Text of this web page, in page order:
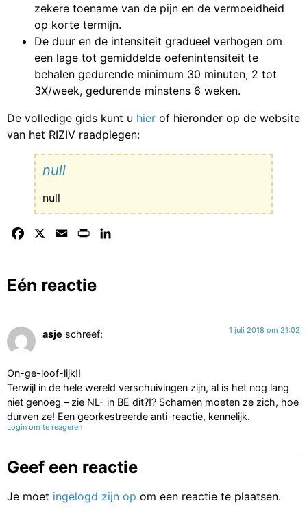
zekere toename van de pijn en de vermoeidheid
op korte termijn.
De duur en de intensiteit gradueel verhogen om
een lage tot gemiddelde oefenintensiteit te
behalen gedurende minimum 30 minuten, 2 tot
3X/week, gedurende minstens 6 weken.
De volledige gids kunt u hier of hieronder op de website
van het RIZIV raadplegen:
null
null
Facebook Email Print
Eén reactie
asje schreef: 1 juli 2018 om 21:02
On-ge-loof-lijk!!
Terwijl in de hele wereld verschuivingen zijn, al is het nog lang
niet genoeg – zie NL- in BE dit?!? Schamen moeten ze zich, hoe
durven ze! Een georkestreerde anti-reactie, kennelijk.
Login om te reageren
Geef een reactie
Je moet ingelogd zijn op om een reactie te plaatsen.